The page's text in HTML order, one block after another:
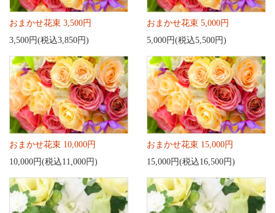
おまかせ花束 3,500円
3,500円(税込3,850円)
おまかせ花束 5,000円
5,000円(税込5,500円)
おまかせ花束 10,000円
10,000円(税込11,000円)
おまかせ花束 15,000円
15,000円(税込16,500円)